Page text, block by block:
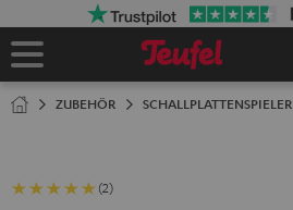
Startseite
ZUBEHÖR SCHALLPLATTENSPIELER
(2)